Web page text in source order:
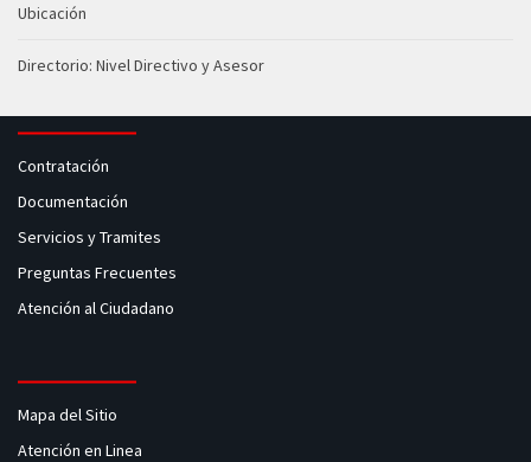
Ubicación
Directorio: Nivel Directivo y Asesor
Contratación
Documentación
Servicios y Tramites
Preguntas Frecuentes
Atención al Ciudadano
Mapa del Sitio
Atención en Linea